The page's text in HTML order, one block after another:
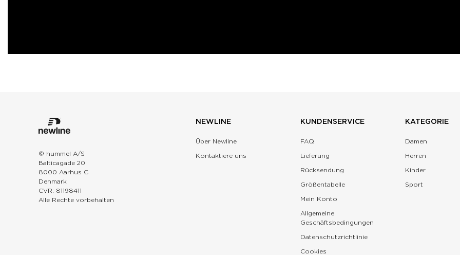
© hummel A/S
Balticagade 20
8000 Aarhus C
Denmark
CVR: 81198411
Alle Rechte vorbehalten
NEWLINE
Über Newline
Kontaktiere uns
KUNDENSERVICE
FAQ
Lieferung
Rücksendung
Größentabelle
Mein Konto
Allgemeine
Geschäftsbedingungen
Datenschutzrichtlinie
Cookies
KATEGORIE
Damen
Herren
Kinder
Sport